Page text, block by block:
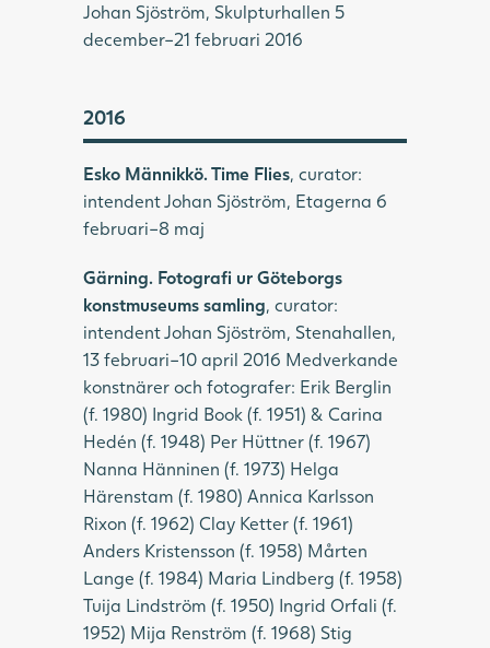
Johan Sjöström, Skulpturhallen 5
december–21 februari 2016
2016
Esko Männikkö. Time Flies, curator:
intendent Johan Sjöström, Etagerna 6
februari–8 maj
Gärning. Fotografi ur Göteborgs
konstmuseums samling, curator:
intendent Johan Sjöström, Stenahallen,
13 februari–10 april 2016 Medverkande
konstnärer och fotografer: Erik Berglin
(f. 1980) Ingrid Book (f. 1951) & Carina
Hedén (f. 1948) Per Hüttner (f. 1967)
Nanna Hänninen (f. 1973) Helga
Härenstam (f. 1980) Annica Karlsson
Rixon (f. 1962) Clay Ketter (f. 1961)
Anders Kristensson (f. 1958) Mårten
Lange (f. 1984) Maria Lindberg (f. 1958)
Tuija Lindström (f. 1950) Ingrid Orfali (f.
1952) Mija Renström (f. 1968) Stig